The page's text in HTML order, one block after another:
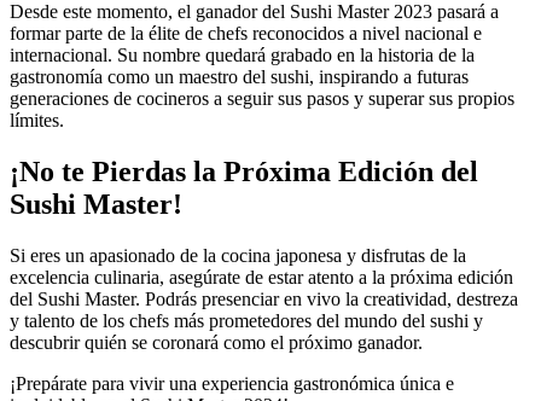
Desde este momento, el ganador del Sushi Master 2023 pasará a
formar parte de la élite de chefs reconocidos a nivel nacional e
internacional. Su nombre quedará grabado en la historia de la
gastronomía como un maestro del sushi, inspirando a futuras
generaciones de cocineros a seguir sus pasos y superar sus propios
límites.
¡No te Pierdas la Próxima Edición del
Sushi Master!
Si eres un apasionado de la cocina japonesa y disfrutas de la
excelencia culinaria, asegúrate de estar atento a la próxima edición
del Sushi Master. Podrás presenciar en vivo la creatividad, destreza
y talento de los chefs más prometedores del mundo del sushi y
descubrir quién se coronará como el próximo ganador.
¡Prepárate para vivir una experiencia gastronómica única e